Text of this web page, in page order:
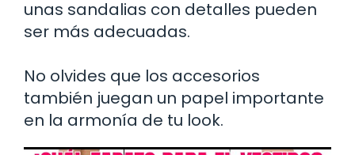
unas sandalias con detalles pueden
ser más adecuadas.
No olvides que los accesorios
también juegan un papel importante
en la armonía de tu look.